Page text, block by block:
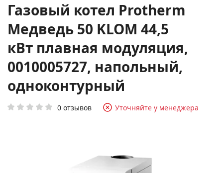
Газовый котел Protherm
Медведь 50 KLOM 44,5
кВт плавная модуляция,
0010005727, напольный,
одноконтурный
0 отзывов Уточняйте у менеджера